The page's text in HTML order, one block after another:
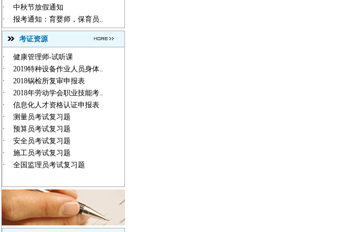
·
中秋节放假通知
·
报考通知：育婴师，保育员..
考证资源
·
健康管理师-试听课
·
2019特种设备作业人员身体..
·
2018锅检所复审申报表
·
2018年劳动学会职业技能考..
·
信息化人才资格认证申报表
·
测量员考试复习题
·
预算员考试复习题
·
安全员考试复习题
·
施工员考试复习题
·
全国监理员考试复习题